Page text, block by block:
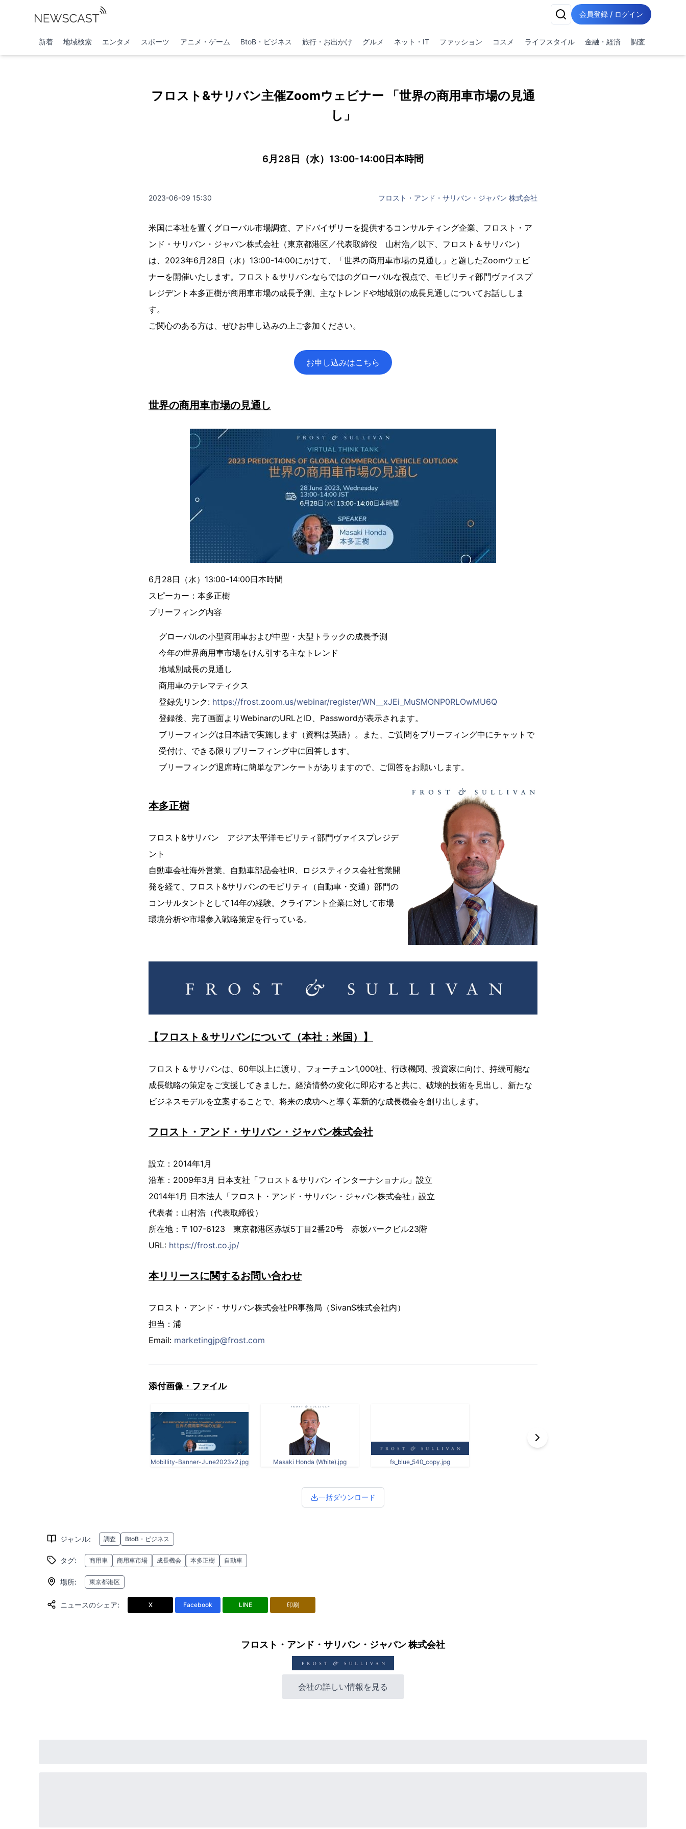
会員登録 / ログイン
新着 地域検索 エンタメ スポーツ アニメ・ゲーム BtoB・ビジネス 旅行・お出かけ グルメ ネット・IT ファッション コスメ ライフスタイル 金融・経済 調査
フロスト&サリバン主催Zoomウェビナー 「世界の商用車市場の見通
し」
6月28日（水）13:00-14:00日本時間
2023-06-09 15:30 フロスト・アンド・サリバン・ジャパン 株式会社
米国に本社を置くグローバル市場調査、アドバイザリーを提供するコンサルティング企業、フロスト・ア
ンド・サリバン・ジャパン株式会社（東京都港区／代表取締役 山村浩／以下、フロスト＆サリバン）
は、2023年6月28日（水）13:00-14:00にかけて、「世界の商用車市場の見通し」と題したZoomウェビ
ナーを開催いたします。フロスト＆サリバンならではのグローバルな視点で、モビリティ部門ヴァイスプ
レジデント本多正樹が商用車市場の成長予測、主なトレンドや地域別の成長見通しについてお話ししま
す。
ご関心のある方は、ぜひお申し込みの上ご参加ください。
お申し込みはこちら
世界の商用車市場の見通し
6月28日（水）13:00-14:00日本時間
スピーカー：本多正樹
ブリーフィング内容
グローバルの小型商用車および中型・大型トラックの成長予測
今年の世界商用車市場をけん引する主なトレンド
地域別成長の見通し
商用車のテレマティクス
登録先リンク: https://frost.zoom.us/webinar/register/WN__xJEi_MuSMONP0RLOwMU6Q
登録後、完了画面よりWebinarのURLとID、Passwordが表示されます。
ブリーフィングは日本語で実施します（資料は英語）。また、ご質問をブリーフィング中にチャットで
受付け、できる限りブリーフィング中に回答します。
ブリーフィング退席時に簡単なアンケートがありますので、ご回答をお願いします。
本多正樹
フロスト&サリバン アジア太平洋モビリティ部門ヴァイスプレジデ
ント
自動車会社海外営業、自動車部品会社IR、ロジスティクス会社営業開
発を経て、フロスト&サリバンのモビリティ（自動車・交通）部門の
コンサルタントとして14年の経験。クライアント企業に対して市場
環境分析や市場参入戦略策定を行っている。
【フロスト＆サリバンについて（本社：米国）】
フロスト＆サリバンは、60年以上に渡り、フォーチュン1,000社、行政機関、投資家に向け、持続可能な
成長戦略の策定をご支援してきました。経済情勢の変化に即応すると共に、破壊的技術を見出し、新たな
ビジネスモデルを立案することで、将来の成功へと導く革新的な成長機会を創り出します。
フロスト・アンド・サリバン・ジャパン株式会社
設立：2014年1月
沿革：2009年3月 日本支社「フロスト＆サリバン インターナショナル」設立
2014年1月 日本法人「フロスト・アンド・サリバン・ジャパン株式会社」設立
代表者：山村浩（代表取締役）
所在地：〒107-6123 東京都港区赤坂5丁目2番20号 赤坂パークビル23階
URL: https://frost.co.jp/
本リリースに関するお問い合わせ
フロスト・アンド・サリバン株式会社PR事務局（SivanS株式会社内）
担当：浦
Email: marketingjp@frost.com
添付画像・ファイル
Mobillity-Banner-June2023v2.jpg Masaki Honda (White).jpg fs_blue_540_copy.jpg
一括ダウンロード
ジャンル: 調査 BtoB・ビジネス
タグ: 商用車 商用車市場 成長機会 本多正樹 自動車
場所: 東京都港区
ニュースのシェア: X Facebook LINE 印刷
フロスト・アンド・サリバン・ジャパン 株式会社
会社の詳しい情報を見る